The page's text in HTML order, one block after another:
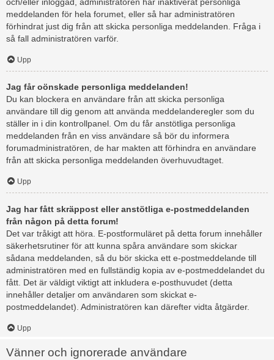
meddelanden för hela forumet, eller så har administratören
förhindrat just dig från att skicka personliga meddelanden. Fråga i
så fall administratören varför.
Upp
Jag får oönskade personliga meddelanden!
Du kan blockera en användare från att skicka personliga
användare till dig genom att använda meddelanderegler som du
ställer in i din kontrollpanel. Om du får anstötliga personliga
meddelanden från en viss användare så bör du informera
forumadministratören, de har makten att förhindra en användare
från att skicka personliga meddelanden överhuvudtaget.
Upp
Jag har fått skräppost eller anstötliga e-postmeddelanden
från någon på detta forum!
Det var tråkigt att höra. E-postformuläret på detta forum innehåller
säkerhetsrutiner för att kunna spåra användare som skickar
sådana meddelanden, så du bör skicka ett e-postmeddelande till
administratören med en fullständig kopia av e-postmeddelandet du
fått. Det är väldigt viktigt att inkludera e-posthuvudet (detta
innehåller detaljer om användaren som skickat e-
postmeddelandet). Administratören kan därefter vidta åtgärder.
Upp
Vänner och ignorerade användare